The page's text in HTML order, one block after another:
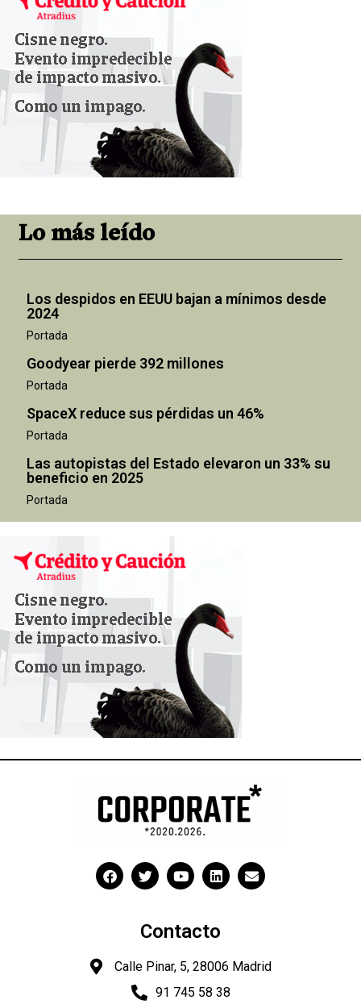
Lo más leído
Los despidos en EEUU bajan a mínimos desde
2024
Portada
Goodyear pierde 392 millones
Portada
SpaceX reduce sus pérdidas un 46%
Portada
Las autopistas del Estado elevaron un 33% su
beneficio en 2025
Portada
Contacto
Calle Pinar, 5, 28006 Madrid
91 745 58 38